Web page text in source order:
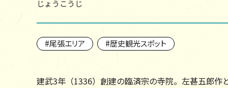
じょうこうじ
尾張エリア 歴史観光スポット
建武3年（1336）創建の臨済宗の寺院。左甚五郎